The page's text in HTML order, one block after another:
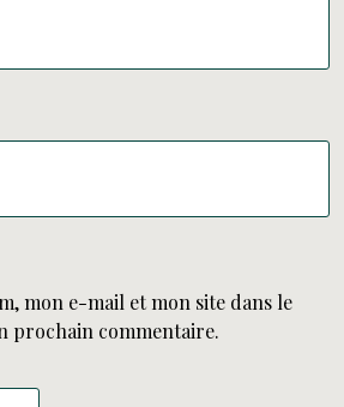
mon e-mail et mon site dans le
prochain commentaire.